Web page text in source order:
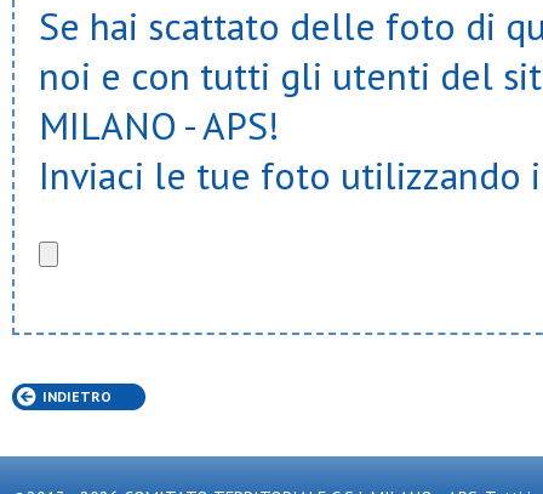
Se hai scattato delle foto di
noi e con tutti gli utenti del sito
MILANO - APS!
Inviaci le tue foto utilizzando
INDIETRO